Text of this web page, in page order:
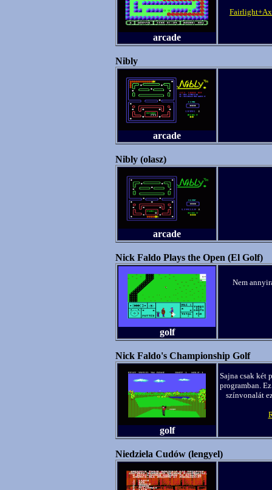
arcade
Nibly
arcade
Nibly (olasz)
arcade
Nick Faldo Plays the Open (El Golf)
golf
Nem
Nick Faldo's Championship Golf
golf
Sajna csak két
programban.
színvonalát
Niedziela Cudów (lengyel)